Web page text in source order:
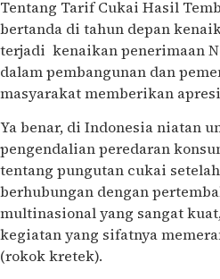
Tentang Tarif Cukai Hasil
bertanda di tahun depan
terjadi kenaikan penerimaan
dalam pembangunan dan
masyarakat memberikan
Ya benar, di Indonesia niatan
pengendalian peredaran
tentang pungutan cukai
berhubungan dengan
multinasional yang sangat
kegiatan yang sifatnya
(rokok kretek).